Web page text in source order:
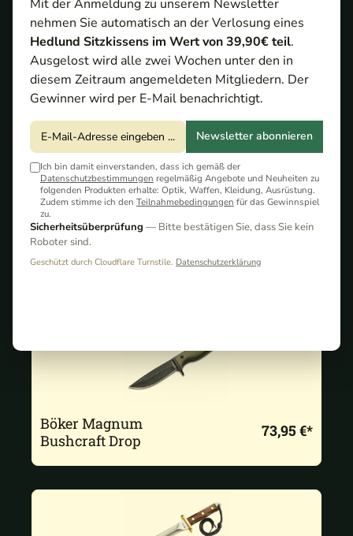
Mit der Anmeldung zu unserem Newsletter
nehmen Sie automatisch an der Verlosung eines
Hedlund Sitzkissens im Wert von 39,90€ teil.
Ausgelost wird alle zwei Wochen unter den in
diesem Zeitraum angemeldeten Mitgliedern. Der
Gewinner wird per E-Mail benachrichtigt.
Newsletter abonnieren
Ich bin damit einverstanden, dass ich gemäß der
Datenschutzbestimmungen regelmäßig Angebote und Neuheiten zu
folgenden Produkten erhalte: Optik, Waffen, Kleidung, Ausrüstung.
Zudem stimme ich den Teilnahmebedingungen für das Gewinnspiel
zu.
Sicherheitsüberprüfung — Bitte bestätigen Sie, dass Sie kein
Roboter sind.
Geschützt durch Cloudflare Turnstile. Datenschutzerklärung
Heinr. Böker Baumwerk GmbH ist ein
renommierter deutscher Messerhersteller mit Sitz
in Solingen. Seit 1869 tragen alle handgefertigten
Messer aus der "Klingenstadt" stolz das markante
Baumzeichen – ein unmissverständliches
Qualitätssiegel, das bis heute für traditionelle
Handwerkskunst steht.
Das Unternehmen hat sich im Lauf der über 150‐
jährigen Geschichte zu einem führenden Hersteller
in Europa entwickelt – insbesondere bekannt für
Sport-, Einsatz- und Sammlermesser. Hinzu
kommen Kochmesser, Rasiermesser und Zubehör
– jeweils geprägt von Innovationskraft, hoher
Materialqualität und Detailverliebtheit.
Böker Magnum
Bushcraft Drop
73,95 €*